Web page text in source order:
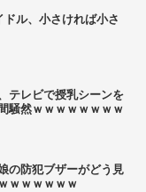
ドル、小さければ小さ
テレビで授乳シーンを
騒然ｗｗｗｗｗｗｗｗ
の防犯ブザーがどう見
ｗｗｗｗｗｗ